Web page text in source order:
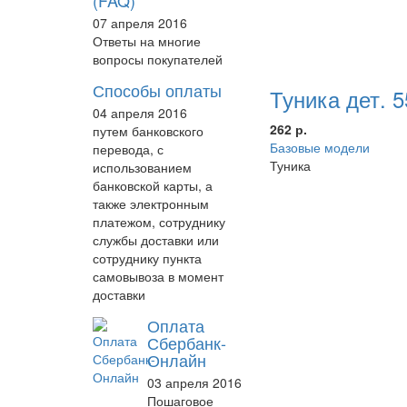
07 апреля 2016
Ответы на многие
вопросы покупателей
Способы оплаты
04 апреля 2016
путем банковского
перевода, с
использованием
банковской карты, а
также электронным
платежом, сотруднику
службы доставки или
сотруднику пункта
самовывоза в момент
доставки
Оплата
Сбербанк-
Онлайн
03 апреля 2016
Пошаговое
Туника дет.
262 р.
Базовые модели
Туника